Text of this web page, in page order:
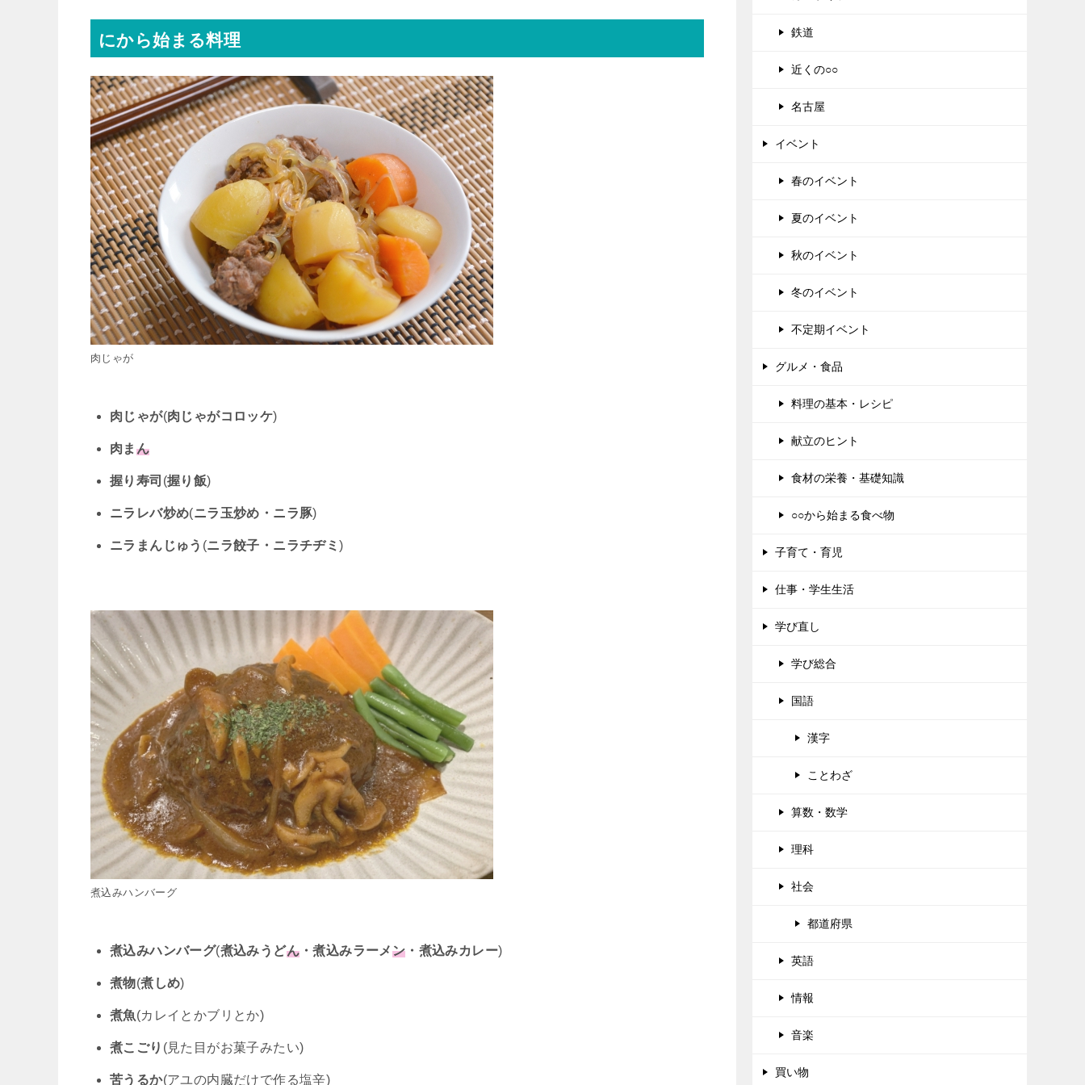
にから始まる料理
肉じゃが
肉じゃが(肉じゃがコロッケ)
肉ま ん
握り寿司 (握り飯)
ニラレバ炒め(ニラ玉炒め・ニラ豚)
ニラまんじゅう (ニラ餃子・ニラチヂミ)
煮込みハンバーグ
煮込みハンバーグ(煮込みうどん ・煮込みラーメン ・煮込みカレー)
煮物(煮しめ)
煮魚(カレイとかブリとか)
煮こごり (見た目がお菓子みたい)
苦うるか(アユの内臓だけで作る塩辛)
鉄道
近くの○○
名古屋
イベント
春のイベント
夏のイベント
秋のイベント
冬のイベント
不定期イベント
グルメ・食品
料理の基本・レシピ
献立のヒント
食材の栄養・基礎知識
○○から始まる食べ物
子育て・育児
仕事・学生生活
学び直し
学び総合
国語
漢字
ことわざ
算数・数学
理科
社会
都道府県
英語
情報
音楽
買い物